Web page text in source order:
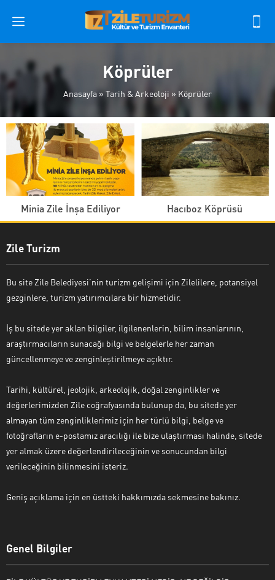
Köprüler
Anasayfa »Tarih & Arkeoloji » Köprüler
Minia Zile İnşa Ediliyor Hacıboz Köprüsü
Zile Turizm
Bu site Zile Belediyesi’nin turizm gelişimi için Zilelilere, potansiyel
gezginlere, turizm yatırımcılara bir hizmetidir.
İş bu sitede yer aklan bilgiler, ilgilenenlerin, bilim insanlarının,
araştırmacıların sunacağı bilgi ve belgelerle her zaman
güncellenmeye ve zenginleştirilmeye açıktır.
Tarihi, kültürel, jeolojik, arkeolojik, doğal zenginlikler ve
değerlerimizden Zile coğrafyasında bulunup da, bu sitede yer
almayan tüm zenginliklerimiz için her türlü bilgi, belge ve
fotoğrafların e-postamız aracılığı ile bize ulaştırması halinde, sitede
yer almak üzere değerlendirileceğinin ve sonucundan bilgi
verileceğinin bilinmesini isteriz.
Geniş açıklama için en üstteki hakkımızda sekmesine bakınız.
Genel Bilgiler